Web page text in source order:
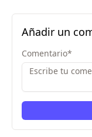
Añadir un
Comentario*